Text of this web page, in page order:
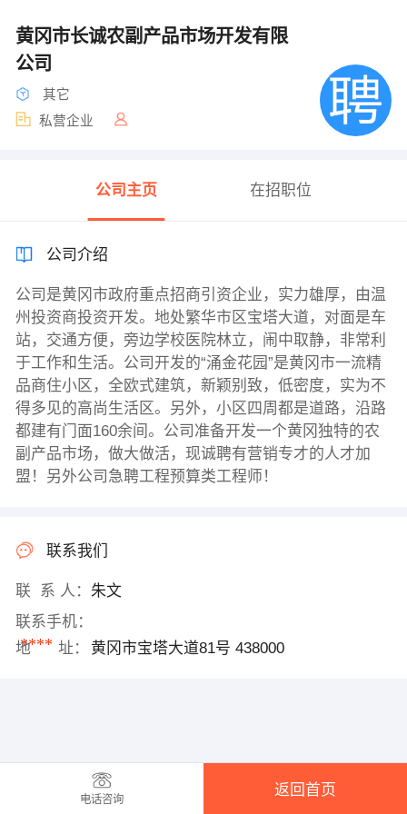
黄冈市长诚农副产品市场开发有限
公司
其它
私营企业
公司主页 在招职位
公司介绍
公司是黄冈市政府重点招商引资企业，实力雄厚，由温
州投资商投资开发。地处繁华市区宝塔大道，对面是车
站，交通方便，旁边学校医院林立，闹中取静，非常利
于工作和生活。公司开发的“涌金花园”是黄冈市一流精
品商住小区，全欧式建筑，新颖别致，低密度，实为不
得多见的高尚生活区。另外，小区四周都是道路，沿路
都建有门面160余间。公司准备开发一个黄冈独特的农
副产品市场，做大做活，现诚聘有营销专才的人才加
盟！另外公司急聘工程预算类工程师！
联系我们
联 系 人： 朱文
联系手机：
****
地 址： 黄冈市宝塔大道81号 438000
电话咨询
返回首页